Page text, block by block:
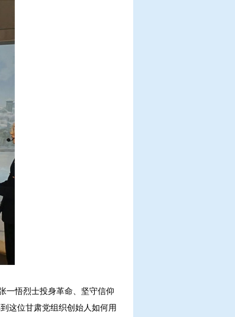
一悟烈士投身革命、坚守信仰
这位甘肃党组织创始人如何用